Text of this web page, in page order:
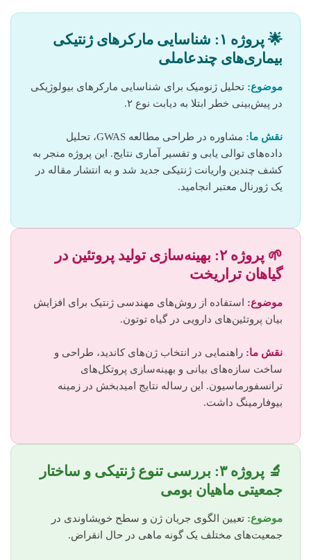
🌟 پروژه ۱: شناسایی مارکرهای ژنتیکی
بیماری‌های چندعاملی
موضوع: تحلیل ژنومیک برای شناسایی مارکرهای بیولوژیکی
در پیش‌بینی خطر ابتلا به دیابت نوع ۲.
نقش ما:
مشاوره در طراحی مطالعه GWAS، تحلیل
داده‌های توالی‌ یابی و تفسیر آماری نتایج. این پروژه منجر به
کشف چندین واریانت ژنتیکی جدید شد و به انتشار مقاله در
یک ژورنال معتبر انجامید.
🌱 پروژه ۲: بهینه‌سازی تولید پروتئین در
گیاهان تراریخت
موضوع: استفاده از روش‌های مهندسی ژنتیک برای افزایش
بیان پروتئین‌های دارویی در گیاه توتون.
نقش ما: راهنمایی در انتخاب ژن‌های کاندید، طراحی و
ساخت سازه‌های بیانی و بهینه‌سازی پروتکل‌های
ترانسفورماسیون. این رساله نتایج امیدبخش در زمینه
بیوفارمینگ داشت.
🔬 پروژه ۳: بررسی تنوع ژنتیکی و ساختار
جمعیتی ماهیان بومی
موضوع: تعیین الگوی جریان ژن و سطح خویشاوندی در
جمعیت‌های مختلف یک گونه ماهی در حال انقراض.